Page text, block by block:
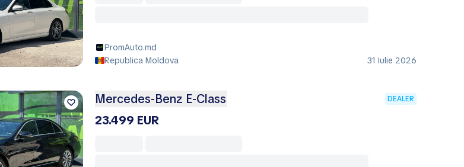
PromAuto.md
Republica Moldova
31 Iulie 2026
Mercedes-Benz E-Class DEALER
23.499 EUR